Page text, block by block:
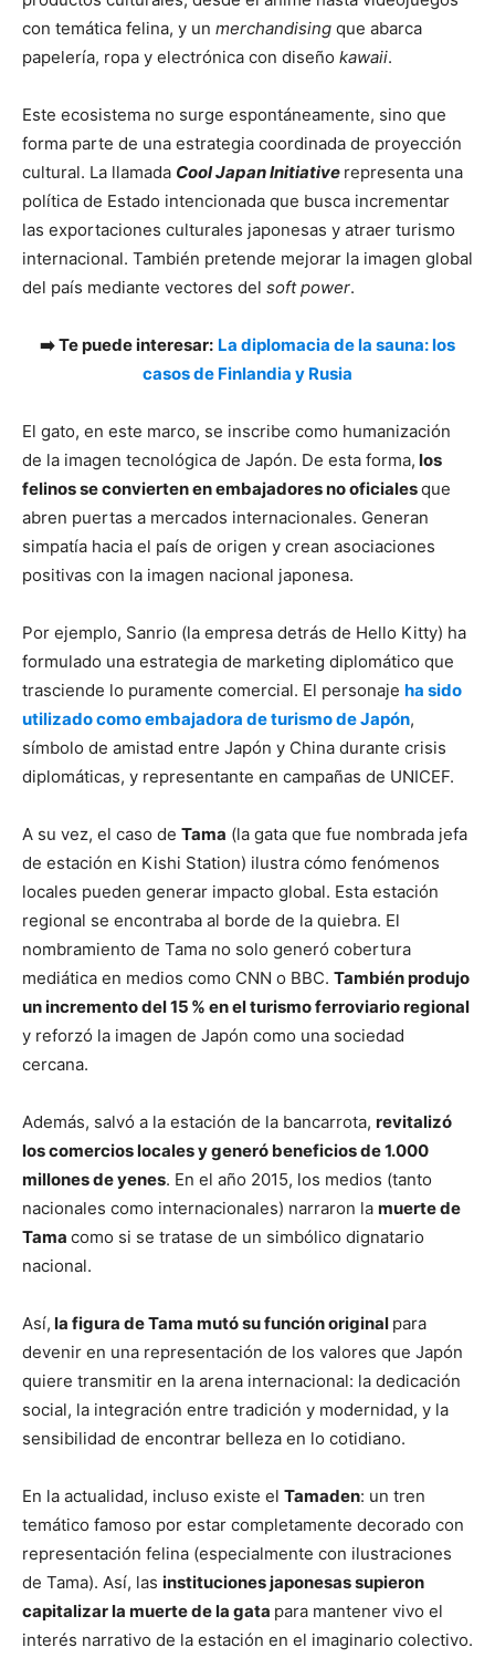
con temática felina, y un merchandising que abarca
papelería, ropa y electrónica con diseño kawaii.
Este ecosistema no surge espontáneamente, sino que
forma parte de una estrategia coordinada de proyección
cultural. La llamada Cool Japan Initiative representa una
política de Estado intencionada que busca incrementar
las exportaciones culturales japonesas y atraer turismo
internacional. También pretende mejorar la imagen global
del país mediante vectores del soft power.
➡️ Te puede interesar: La diplomacia de la sauna: los
casos de Finlandia y Rusia
El gato, en este marco, se inscribe como humanización
de la imagen tecnológica de Japón. De esta forma, los
felinos se convierten en embajadores no oficialesque
abren puertas a mercados internacionales. Generan
simpatía hacia el país de origen y crean asociaciones
positivas con la imagen nacional japonesa.
Por ejemplo, Sanrio (la empresa detrás de Hello Kitty) ha
formulado una estrategia de marketing diplomático que
trasciende lo puramente comercial. El personaje ha sido
utilizado como embajadora de turismo de Japón,
símbolo de amistad entre Japón y China durante crisis
diplomáticas, y representante en campañas de UNICEF.
A su vez, el caso de Tama (la gata que fue nombrada jefa
de estación en Kishi Station) ilustra cómo fenómenos
locales pueden generar impacto global. Esta estación
regional se encontraba al borde de la quiebra. El
nombramiento de Tama no solo generó cobertura
mediática en medios como CNN o BBC. También produjo
un incremento del 15 % en el turismo ferroviario regional
y reforzó la imagen de Japón como una sociedad
cercana.
Además, salvó a la estación de la bancarrota, revitalizó
los comercios locales y generó beneficios de 1.000
millones de yenes. En el año 2015, los medios (tanto
nacionales como internacionales) narraron la muerte de
Tama como si se tratase de un simbólico dignatario
nacional.
Así, la figura de Tama mutó su función original para
devenir en una representación de los valores que Japón
quiere transmitir en la arena internacional: la dedicación
social, la integración entre tradición y modernidad, y la
sensibilidad de encontrar belleza en lo cotidiano.
En la actualidad, incluso existe el Tamaden: un tren
temático famoso por estar completamente decorado con
representación felina (especialmente con ilustraciones
de Tama). Así, las instituciones japonesas supieron
capitalizar la muerte de la gata para mantener vivo el
interés narrativo de la estación en el imaginario colectivo.